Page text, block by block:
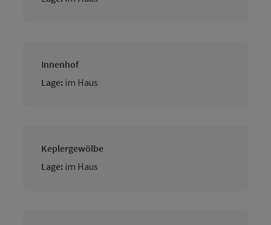
Innenhof
Lage: im Haus
Keplergewölbe
Lage: im Haus